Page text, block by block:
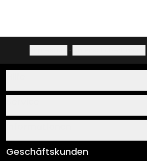
·
Über uns
Klebe- und Montageanleitungen
AGB
Geschäftskunden